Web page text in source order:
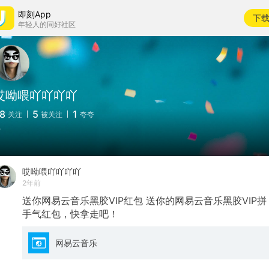
即刻App
年轻人的同好社区
下载
呦喂吖吖吖吖
关注 5 被关注 1 夸夸
哎呦喂吖吖吖吖
2年前
送你网易云音乐黑胶VIP红包 送你的网易云音乐黑胶VIP拼
手气红包，快拿走吧！
网易云音乐